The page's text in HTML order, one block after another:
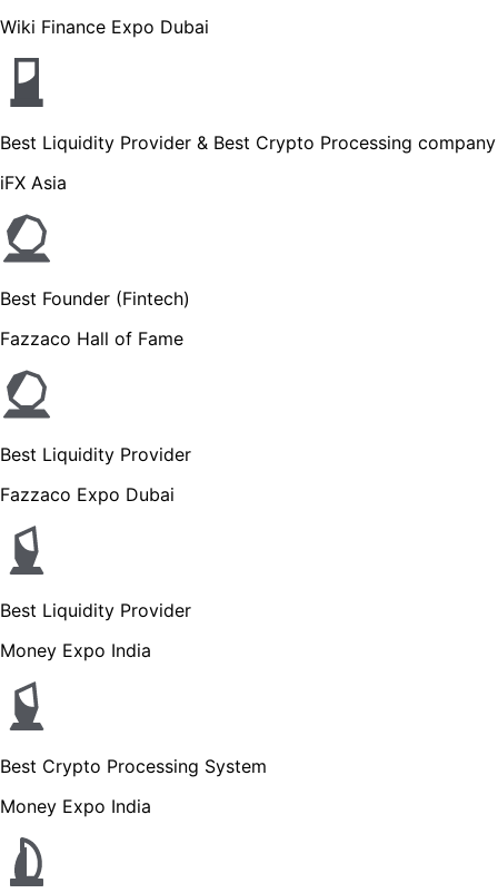
Wiki Finance Expo Dubai
Best Liquidity Provider & Best Crypto Processing company
iFX Asia
Best Founder (Fintech)
Fazzaco Hall of Fame
Best Liquidity Provider
Fazzaco Expo Dubai
Best Liquidity Provider
Money Expo India
Best Crypto Processing System
Money Expo India